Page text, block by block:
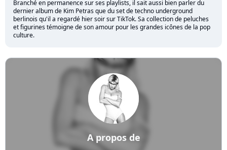
Branché en permanence sur ses playlists, il sait aussi bien parler du
dernier album de Kim Petras que du set de techno underground
berlinois qu'il a regardé hier soir sur TikTok. Sa collection de peluches
et figurines témoigne de son amour pour les grandes icônes de la pop
culture.
A propos de